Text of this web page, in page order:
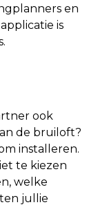
en
is
ook
de bruiloft?
installeren.
te kiezen
welke
jullie